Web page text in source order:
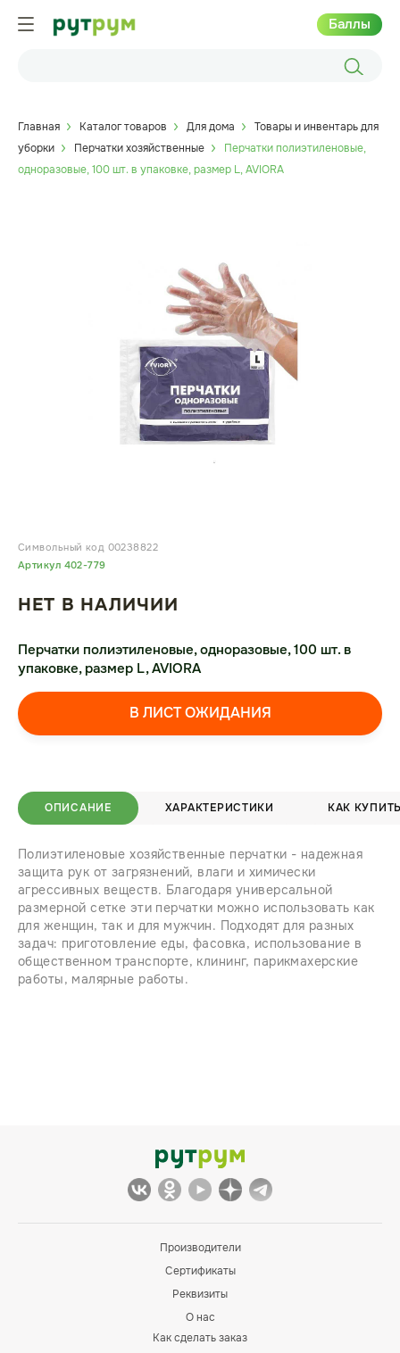
Баллы
Главная Каталог товаров Для дома
Товары и инвентарь для
уборки
Перчатки хозяйственные
Перчатки полиэтиленовые,
одноразовые, 100 шт. в упаковке, размер L, AVIORA
ОПИСАНИЕ ХАРАКТЕРИСТИКИ КАК
Полиэтиленовые хозяйственные перчатки - надежная
защита рук от загрязнений, влаги и химически
агрессивных веществ. Благодаря универсальной
размерной сетке эти перчатки можно использовать как
для женщин, так и для мужчин. Подходят для разных
задач: приготовление еды, фасовка, использование в
общественном транспорте, клининг, парикмахерские
работы, малярные работы.
Символьный код 00238822
Артикул 402-779
НЕТ В НАЛИЧИИ
Перчатки полиэтиленовые, одноразовые, 100 шт. в
упаковке, размер L, AVIORA
В ЛИСТ ОЖИДАНИЯ
Производители
Сертификаты
Реквизиты
О нас
Как сделать заказ